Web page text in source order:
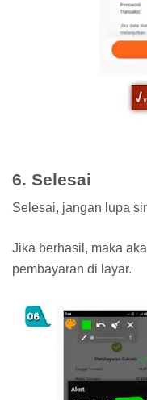
6. Selesai
Selesai, jangan lupa
Jika berhasil, maka
pembayaran di layar.